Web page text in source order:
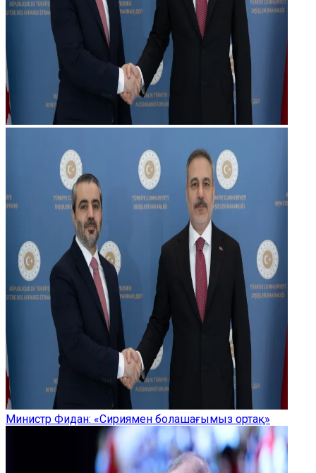
Министр Фидан: «Сириямен болашағымыз ортақ»